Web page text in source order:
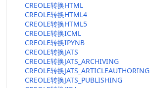
CREOLE转换HTML
CREOLE转换HTML4
CREOLE转换HTML5
CREOLE转换ICML
CREOLE转换IPYNB
CREOLE转换JATS
CREOLE转换JATS_ARCHIVING
CREOLE转换JATS_ARTICLEAUTHORING
CREOLE转换JATS_PUBLISHING